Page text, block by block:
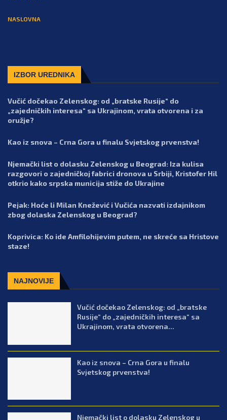
NASLOVNA
IZBOR UREDNIKA
Vučić dočekao Zelenskog: od „bratske Rusije“ do
„zajedničkih interesa“ sa Ukrajinom, vrata otvorena i za
oružje?
Kao iz snova – Crna Gora u finalu Svjetskog prvenstva!
Njemački list o dolasku Zelenskog u Beograd: Iza kulisa
razgovori o zajedničkoj fabrici dronova u Srbiji, Kristofer Hil
otkrio kako srpska municija stiže do Ukrajine
Pejak: Hoće li Milan Knežević i Vučića nazvati izdajnikom
zbog dolaska Zelenskog u Beograd?
Koprivica: Ko ide Amfilohijevim putem, ne skreće sa Hristove
staze!
NAJNOVIJE
Vučić dočekao Zelenskog: od „bratske
Rusije“ do „zajedničkih interesa“ sa
Ukrajinom, vrata otvorena...
Kao iz snova – Crna Gora u finalu
Svjetskog prvenstva!
Njemački list o dolasku Zelenskog u